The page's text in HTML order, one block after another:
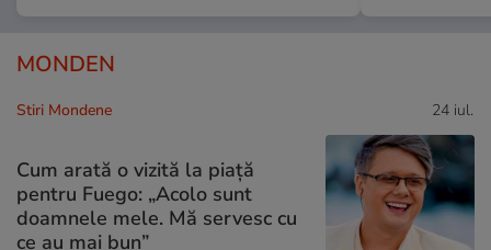
MONDEN
Stiri Mondene 24 iul.
Cum arată o vizită la piață
pentru Fuego: „Acolo sunt
doamnele mele. Mă servesc cu
ce au mai bun”